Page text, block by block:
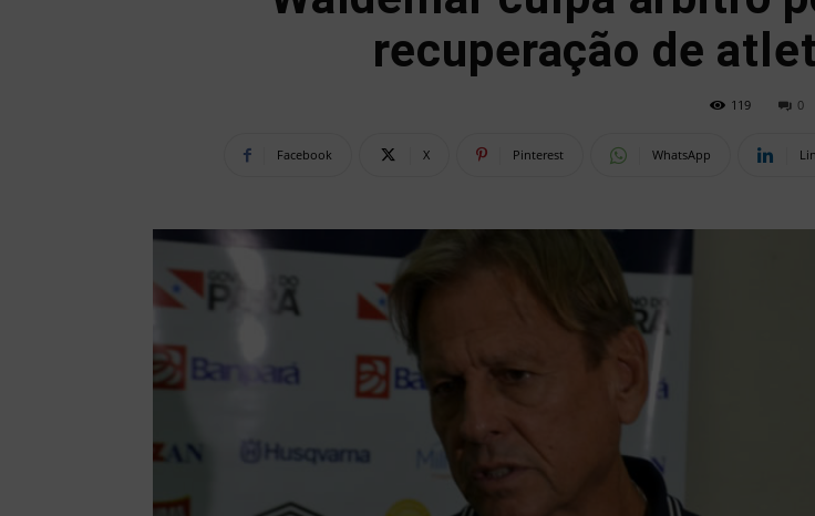
recuperação de
119 0
Facebook X Pinterest WhatsApp